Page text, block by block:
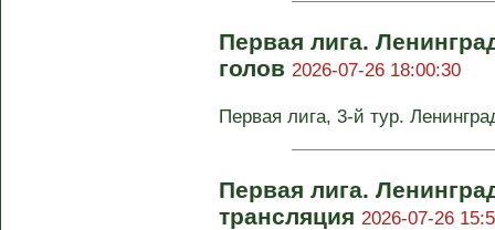
Первая лига.
голов 2026-07-26 18:00:30
Первая лига, 3-й тур.
Первая лига.
трансляция 2026-07-26